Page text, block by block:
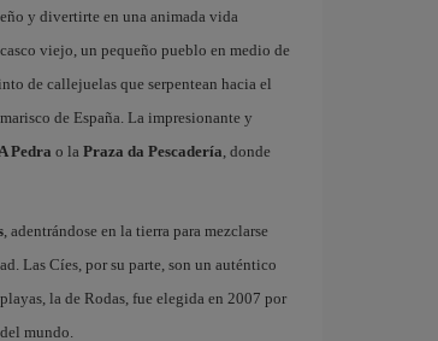
y divertirte en una animada vida
viejo, un pequeño pueblo en medio de
de callejuelas que serpentean hacia el
de España. La impresionante y
Pedra o la Praza da Pescadería, donde
, adentrándose en la tierra para mezclarse
Las Cíes, por su parte, son un auténtico
la de Rodas, fue elegida en 2007 por
mundo.